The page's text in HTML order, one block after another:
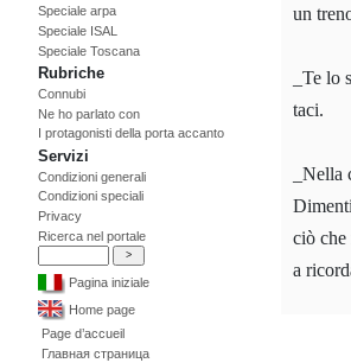
Speciale arpa
Speciale ISAL
Speciale Toscana
Rubriche
Connubi
Ne ho parlato con
I protagonisti della porta accanto
Servizi
Condizioni generali
Condizioni speciali
Privacy
Ricerca nel portale
Pagina iniziale
Home page
Page d’accueil
Главная страница
un
_Te
taci.
ciò che
a